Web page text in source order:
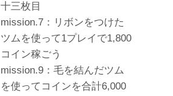
十三枚目
mission.7：リボンをつけた
ツムを使って1プレイで1,800
コイン稼ごう
mission.9：毛を結んだツム
を使ってコインを合計6,000